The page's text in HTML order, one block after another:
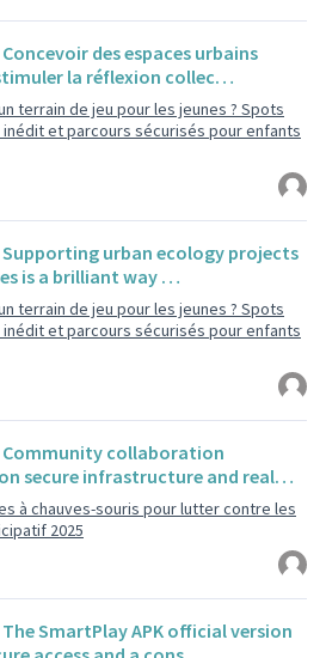
Concevoir des espaces urbains
la réflexion collec…
terrain de jeu pour les jeunes ? Spots
et parcours sécurisés pour enfants
Supporting urban ecology projects
is a brilliant way …
terrain de jeu pour les jeunes ? Spots
et parcours sécurisés pour enfants
Community collaboration
secure infrastructure and real…
à chauves-souris pour lutter contre les
2025
The SmartPlay APK official version